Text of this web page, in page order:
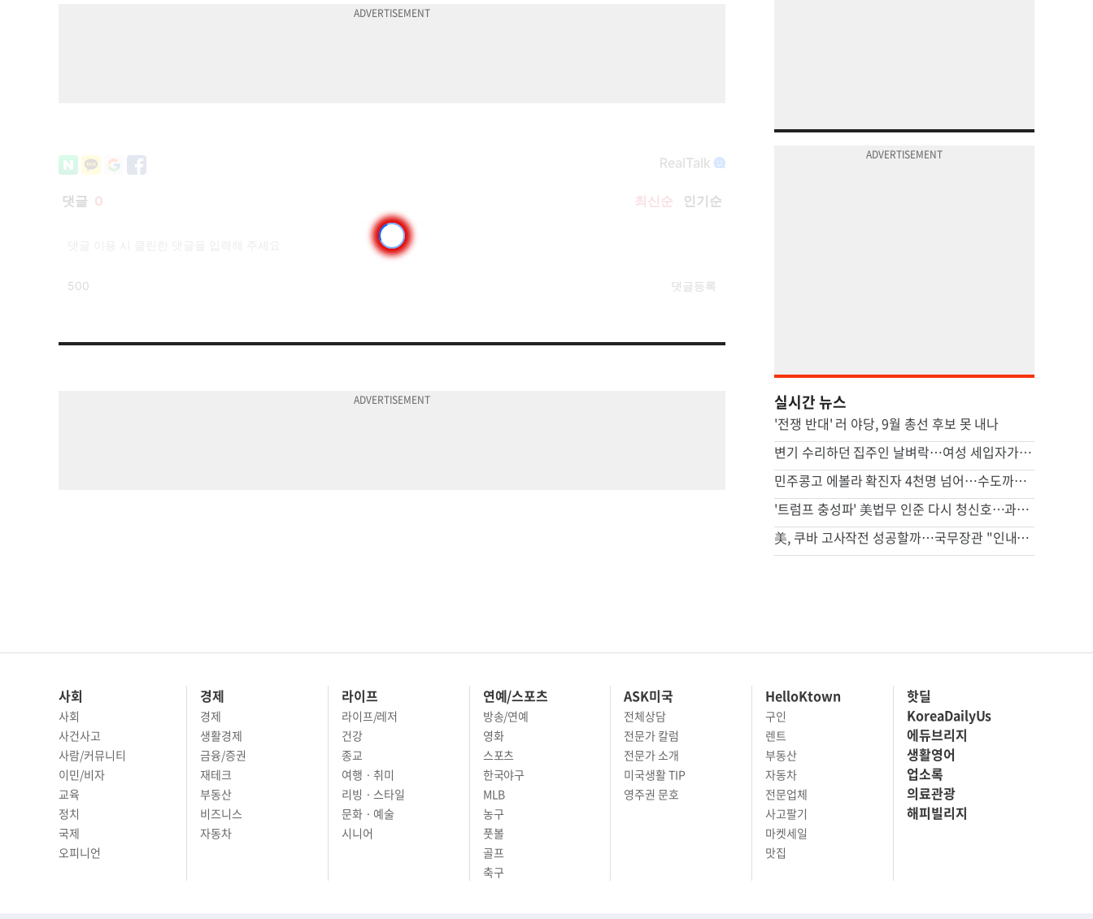
실시간 뉴스
'전쟁 반대' 러 야당, 9월 총선 후보 못 내나
변기 수리하던 집주인 날벼락…여성 세입자가 흉기로 찔렀다
민주콩고 에볼라 확진자 4천명 넘어…수도까지 번질라 비상
'트럼프 충성파' 美법무 인준 다시 청신호…과반 찬성표 확보(종합)
美, 쿠바 고사작전 성공할까…국무장관 "인내와 끈기로 옥죌 것"
사회
사회
사건사고
사람/커뮤니티
이민/비자
교육
정치
경제
경제
생활경제
금융/증권
재테크
부동산
라이프
라이프/레저
건강
종교
여행 · 취미
리빙 · 스타일
연예/스포츠
방송/연예
영화
스포츠
한국야구
MLB
농구
풋볼
ASK미국
전체상담
전문가 칼럼
전문가 소개
HelloKtown
구인
렌트
부동산
자동차
전문업체
사고팔기
핫딜
KoreaDailyUs
에듀브리지
생활영어
업소록